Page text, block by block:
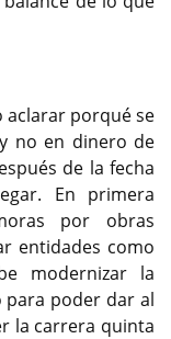
aclarar porqué se
no en dinero de
de la fecha
En primera
por obras
entidades como
modernizar la
para poder dar al
la carrera quinta